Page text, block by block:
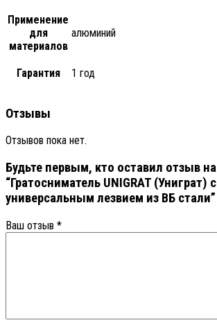
Применение
для
материалов
алюминий
Гарантия 1 год
Отзывы
Отзывов пока нет.
Будьте первым, кто оставил отзыв на
“Гратосниматель UNIGRAT (Униграт) с
универсальным лезвием из ВБ стали”
Ваш отзыв *